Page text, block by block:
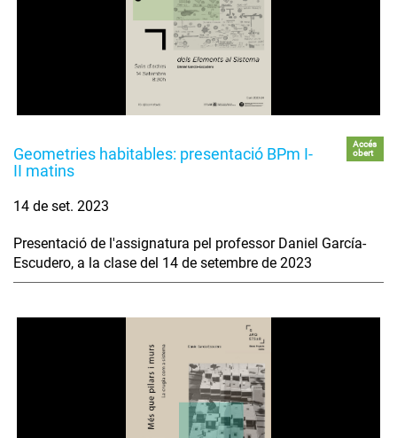
Geometries habitables: presentació BPm I-
II matins
Accés
obert
14 de set. 2023
Presentació de l'assignatura pel professor Daniel García-
Escudero, a la clase del 14 de setembre de 2023